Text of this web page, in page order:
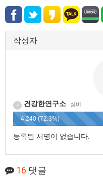
작성자
4 건강한연구소 실버
4,240 (72.3%)
등록된 서명이 없습니다.
16 댓글